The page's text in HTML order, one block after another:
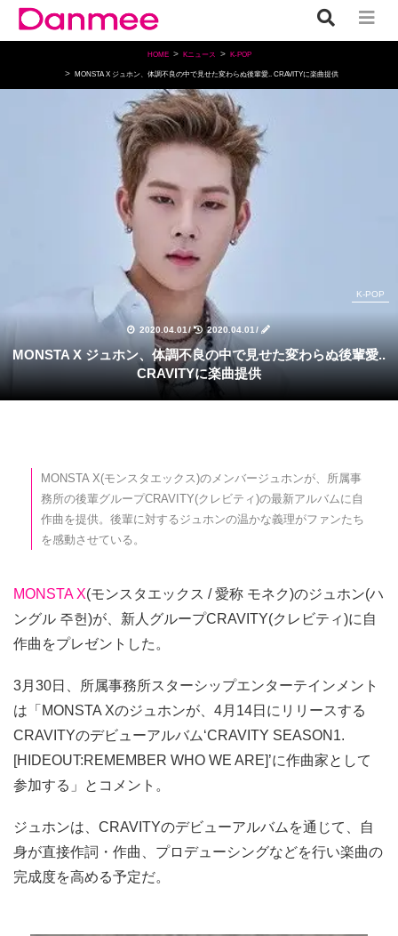
HOME Kニュース K-POP
MONSTA X ジュホン、体調不良の中で見せた変わらぬ後輩愛.. CRAVITYに楽曲提供
2020.04.01 / 2020.04.01 /
K-POP
MONSTA X ジュホン、体調不良の中で見せた変わらぬ後輩愛..
CRAVITYに楽曲提供
MONSTA X(モンスタエックス)のメンバージュホンが、所属事
務所の後輩グループCRAVITY(クレビティ)の最新アルバムに自
作曲を提供。後輩に対するジュホンの温かな義理がファンたち
を感動させている。
MONSTA X(モンスタエックス / 愛称 モネク)のジュホン(ハ
ングル 주헌)が、新人グループCRAVITY(クレビティ)に自
作曲をプレゼントした。
3月30日、所属事務所スターシップエンターテインメント
は「MONSTA Xのジュホンが、4月14日にリリースする
CRAVITYのデビューアルバム‘CRAVITY SEASON1.
[HIDEOUT:REMEMBER WHO WE ARE]’に作曲家として
参加する」とコメント。
ジュホンは、CRAVITYのデビューアルバムを通じて、自
身が直接作詞・作曲、プロデューシングなどを行い楽曲の
完成度を高める予定だ。